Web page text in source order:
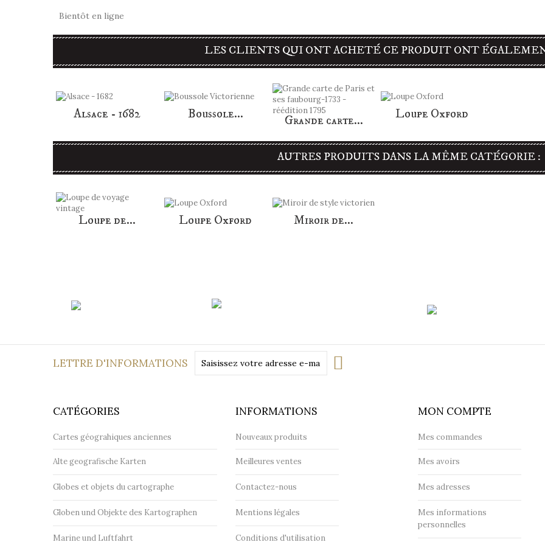
Bientôt en ligne
LES CLIENTS QUI ONT ACHETÉ CE PRODUIT ONT
Alsace - 1682 Boussole... Grande carte... Loupe Oxford
AUTRES PRODUITS DANS LA MÊME CATÉGORIE :
Loupe de... Loupe Oxford Miroir de...
LETTRE D'INFORMATIONS
CATÉGORIES
Cartes géograhiques anciennes
Alte geografische Karten
Globes et objets du cartographe
Globen und Objekte des Kartographen
Marine und Luftfahrt
INFORMATIONS
Nouveaux produits
Meilleures ventes
Contactez-nous
Mentions légales
Conditions d'utilisation
MON COMPTE
Mes commandes
Mes avoirs
Mes adresses
Mes informations
personnelles